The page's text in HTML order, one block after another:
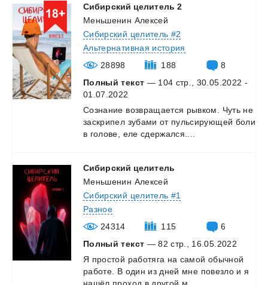
Сибирский целитель 2
Меньшенин Алексей
Сибирский целитель #2
Альтернативная история
28898
188
8
Полный текст — 104 стр., 30.05.2022 -
01.07.2022
Сознание возвращается рывком. Чуть не
заскрипел зубами от пульсирующей боли
в голове, еле сдержался....
Сибирский целитель
Меньшенин Алексей
Сибирский целитель #1
Разное
24314
115
6
Полный текст — 82 стр., 16.05.2022
Я простой работяга на самой обычной
работе.
В один из дней мне повезло и я